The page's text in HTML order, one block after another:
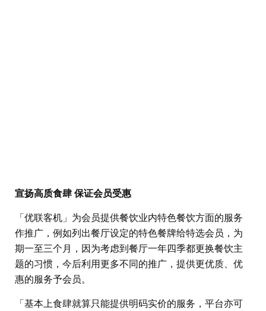
宣扬高质食肆 保证会员受惠
「优联客机」为会员提供餐饮业内特色餐饮方面的服务
作推广，例如列出餐厅设定的特色餐牌给特选会员，为
期一至三个月，因为考虑到餐厅一年四季都更换餐饮主
题的习惯，今后利用更多不同的推广，提供更优质、优
惠的服务予会员。
「基本上食肆就算只能提供明码实价的服务，平台亦可